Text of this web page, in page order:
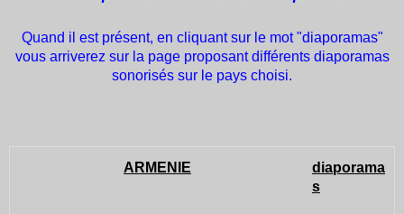
Quand il est présent, en cliquant sur le mot "diaporamas"
vous arriverez sur la page proposant différents diaporamas
sonorisés sur le pays choisi.
ARMENIE
diaporama
s